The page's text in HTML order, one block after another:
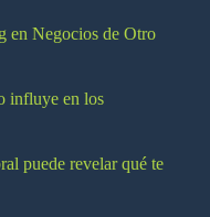
en Negocios de Otro
influye en los
puede revelar qué te